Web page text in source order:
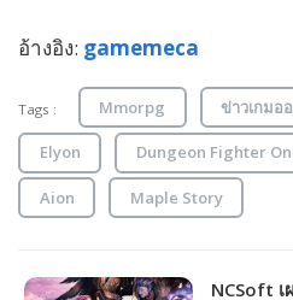
อ้างอิง: gamemeca
Tags : Mmorpg ข่าวเกมอ
Elyon Dungeon Fighter
Aion Maple Story
NCSoft เ